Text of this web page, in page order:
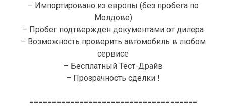
– Импортировано из европы (без пробега по
Молдове)
– Пробег подтвержден документами от дилера
– Возможность проверить автомобиль в любом
сервисе
– Бесплатный Тест-Драйв
– Прозрачность сделки !
=====================================